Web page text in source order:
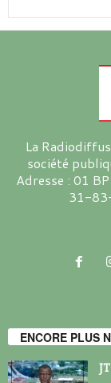
La
société
Adresse : 01
31-
ENCORE PLUS